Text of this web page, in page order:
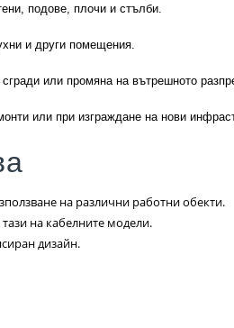
подове, плочи и стълби.
и други помещения.
или промяна на вътрешното
или при изграждане на нови
на различни работни обекти.
на кабелните модели.
дизайн.